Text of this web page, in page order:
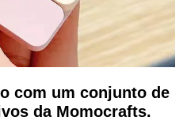
com um conjunto de
da Momocrafts.